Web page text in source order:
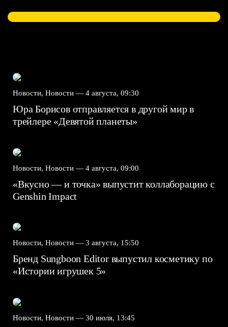
Новости, Новости — 4 августа, 09:30
Юра Борисов отправляется в другой мир в
трейлере «Девятой планеты»
Новости, Новости — 4 августа, 09:00
«Вкусно — и точка» выпустит коллаборацию с
Genshin Impact⁠⁠
Новости, Новости — 3 августа, 15:50
Бренд Sungboon Editor выпустил косметику по
«Истории игрушек 5»
Новости, Новости — 30 июля, 13:45